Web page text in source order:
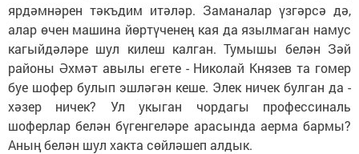
ярдәмнәрен тәкъдим итәләр. Заманалар үзгәрсә дә,
алар өчен машина йөртүченең кая да язылмаган намус
кагыйдәләре шул килеш калган. Тумышы белән Зәй
районы Әхмәт авылы егете - Николай Князев та гомер
буе шофер булып эшләгән кеше. Элек ничек булган да -
хәзер ничек? Ул укыган чордагы профессиналь
шоферлар белән бүгенгеләре арасында аерма бармы?
Аның белән шул хакта сөйләшеп алдык.